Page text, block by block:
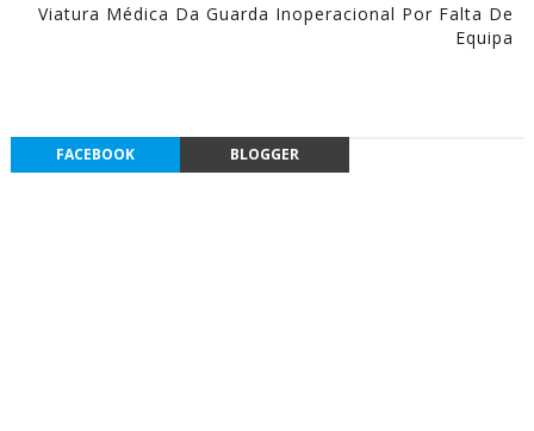
Viatura Médica Da Guarda Inoperacional Por Falta De
Equipa
FACEBOOK BLOGGER